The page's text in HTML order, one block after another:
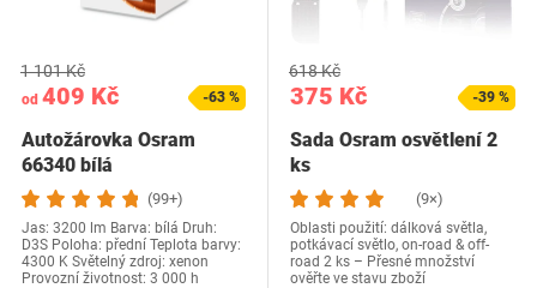
od 409 Kč
1 101 Kč
-63 %
Autožárovka Osram
66340 bílá
(99+)
Jas: 3200 lm Barva: bílá Druh:
D3S Poloha: přední Teplota barvy:
4300 K Světelný zdroj: xenon
Provozní životnost: 3 000 h
375 Kč
618 Kč
-39 %
Sada Osram osvětlení 2
ks
(9×)
Oblasti použití: dálková světla,
potkávací světlo, on-road & off-
road 2 ks – Přesné množství
ověřte ve stavu zboží